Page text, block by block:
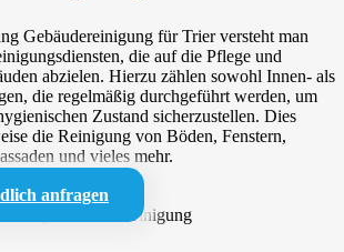
Gebäudereinigung für Trier versteht man
die auf die Pflege und
abzielen. Hierzu zählen sowohl Innen- als
die regelmäßig durchgeführt werden, um
Zustand sicherzustellen. Dies
die Reinigung von Böden, Fenstern,
und vieles mehr.
anfragen